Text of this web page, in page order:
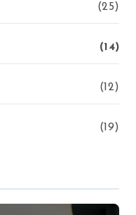
(25)
(14)
(12)
(19)